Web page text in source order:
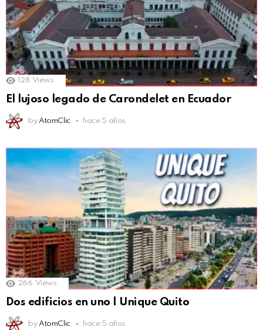
128 Views
El lujoso legado de Carondelet en Ecuador
by AtomClic hace 5 años
266 Views
Dos edificios en uno | Unique Quito
by AtomClic hace 5 años